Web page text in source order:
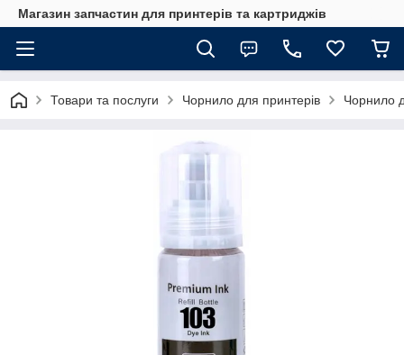
Магазин запчастин для принтерів та картриджів
Товари та послуги Чорнило для принтерів Чорнило